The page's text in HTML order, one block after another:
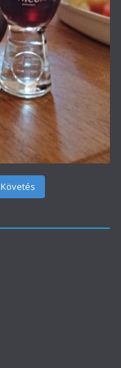
Követés